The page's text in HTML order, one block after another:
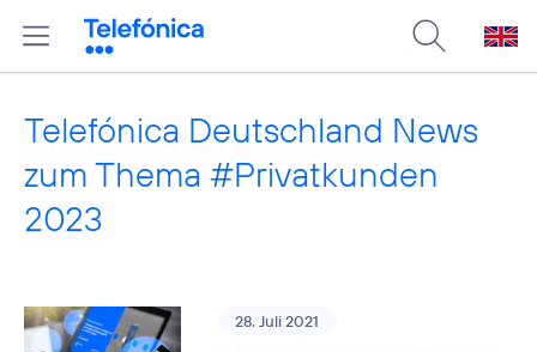
Telefónica Deutschland News
zum Thema #Privatkunden
2023
28. Juli 2021